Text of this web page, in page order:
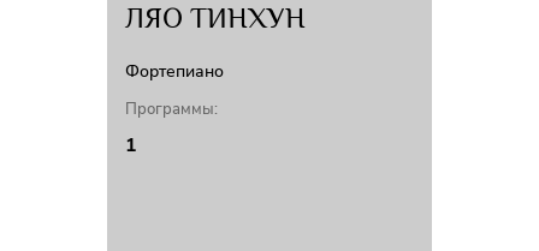
ЛЯО ТИНХУН
Фортепиано
Программы:
1